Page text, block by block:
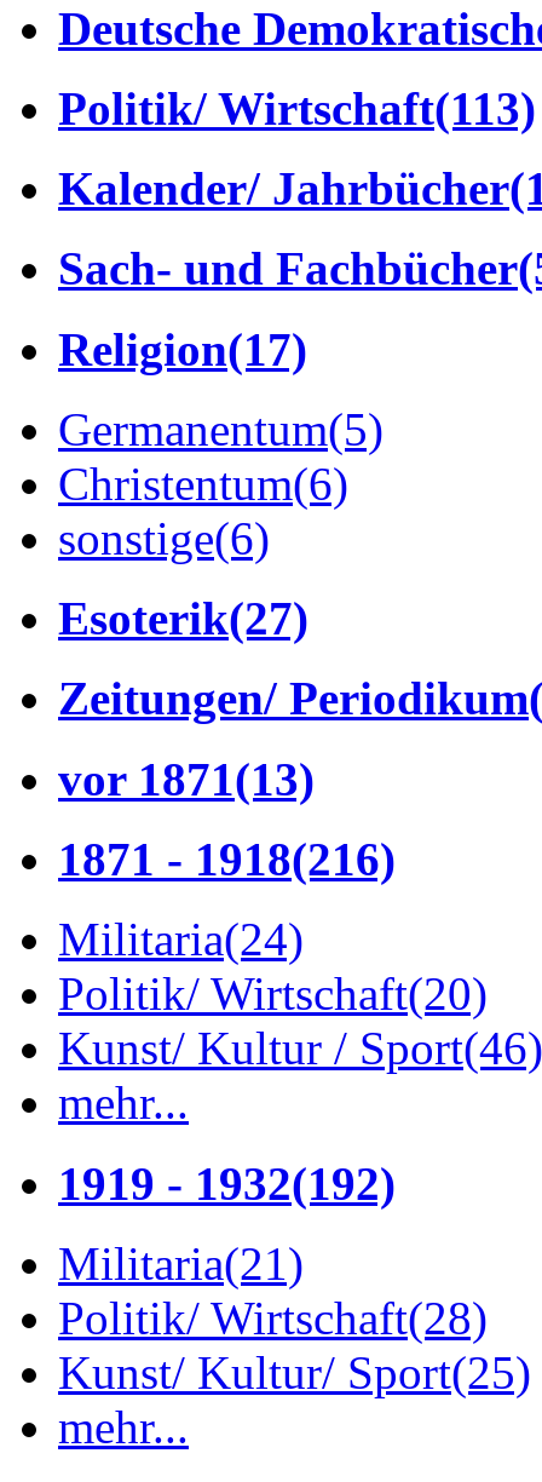
Deutsche
Politik/ Wirtschaft(113)
Kalender/ Jahrbücher
Sach- und Fachbücher
Religion(17)
Germanentum(5)
Christentum(6)
sonstige(6)
Esoterik(27)
Zeitungen/ Periodikum
vor 1871(13)
1871 - 1918(216)
Militaria(24)
Politik/ Wirtschaft(20)
Kunst/ Kultur / Sport(46)
mehr...
1919 - 1932(192)
Militaria(21)
Politik/ Wirtschaft(28)
Kunst/ Kultur/ Sport(25)
mehr...